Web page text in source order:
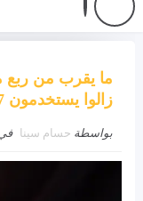
ما يقرب من ربع
زالوا يستخدمون Windows 7
بواسطة حسام سينا